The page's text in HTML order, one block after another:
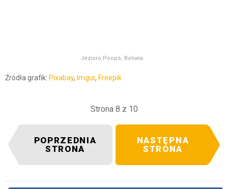
Jezioro Poopó, Boliwia
Źródła grafik: Pixabay, Imgur, Freepik
Strona 8 z 10
POPRZEDNIA
STRONA
NASTĘPNA
STRONA